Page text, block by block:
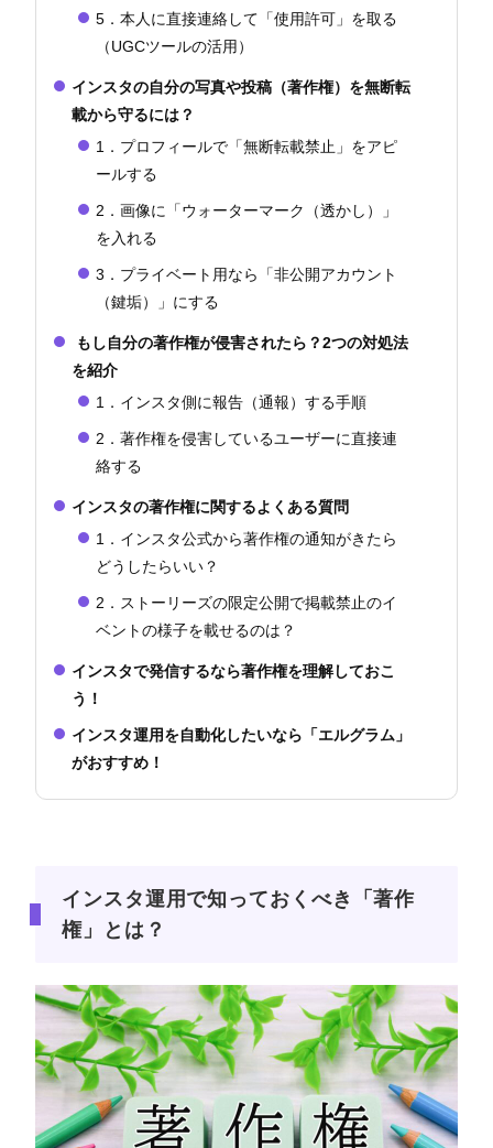
5．本人に直接連絡して「使用許可」を取る
（UGCツールの活用）
インスタの自分の写真や投稿（著作権）を無断転
載から守るには？
1．プロフィールで「無断転載禁止」をアピ
ールする
2．画像に「ウォーターマーク（透かし）」
を入れる
3．プライベート用なら「非公開アカウント
（鍵垢）」にする
もし自分の著作権が侵害されたら？2つの対処法
を紹介
1．インスタ側に報告（通報）する手順
2．著作権を侵害しているユーザーに直接連
絡する
インスタの著作権に関するよくある質問
1．インスタ公式から著作権の通知がきたら
どうしたらいい？
2．ストーリーズの限定公開で掲載禁止のイ
ベントの様子を載せるのは？
インスタで発信するなら著作権を理解しておこ
う！
インスタ運用を自動化したいなら「エルグラム」
がおすすめ！
インスタ運用で知っておくべき「著作
権」とは？